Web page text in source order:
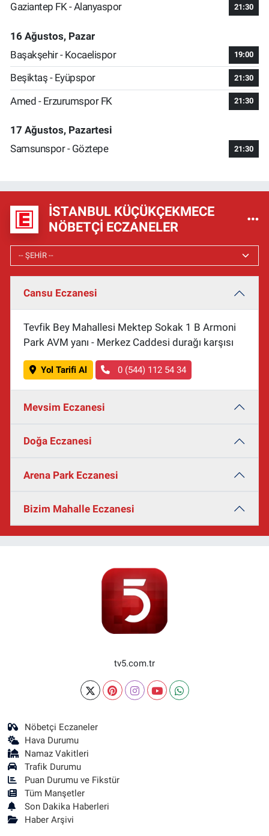
Gaziantep FK - Alanyaspor 21:30
16 Ağustos, Pazar
Başakşehir - Kocaelispor
19:00
Beşiktaş - Eyüpspor 21:30
Amed - Erzurumspor FK 21:30
17 Ağustos, Pazartesi
Samsunspor - Göztepe
21:30
İSTANBUL KÜÇÜKÇEKMECE
NÖBETÇI ECZANELER
Cansu Eczanesi
Tevfik Bey Mahallesi Mektep Sokak 1 B Armoni
Park AVM yanı - Merkez Caddesi durağı karşısı
Yol Tarifi Al 0 (544) 112 54 34
Mevsim Eczanesi
Doğa Eczanesi
Arena Park Eczanesi
Bizim Mahalle Eczanesi
tv5.com.tr
Nöbetçi Eczaneler
Hava Durumu
Namaz Vakitleri
Trafik Durumu
Puan Durumu ve Fikstür
Tüm Manşetler
Son Dakika Haberleri
Haber Arşivi